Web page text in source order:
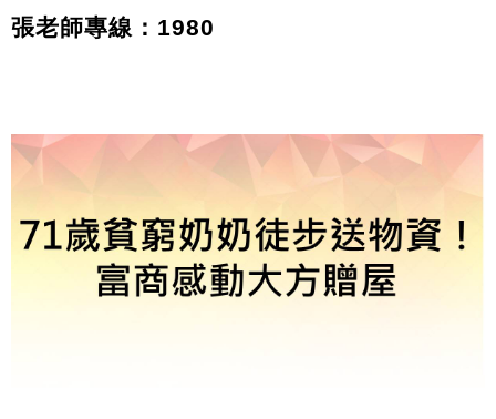
張老師專線：1980